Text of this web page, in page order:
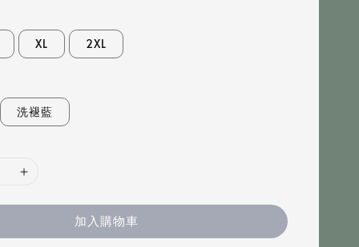
XL 2XL
洗褪藍
加入購物車